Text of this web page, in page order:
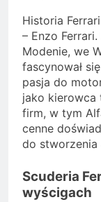
Historia
– Enzo
Modenie, we
fascynował
pasja do
jako
firm, w tym
cenne
do stworzenia
Scuderia
wyścigach